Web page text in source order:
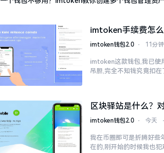
imtoken手续费怎
imtoken钱包2.0 ⋅ 11分
imtoken这款钱包,我已使
吊胆,完全不知钱究竟扣
区块驿站是什么？
imtoken钱包2.0 ⋅ 今天 ⋅
我在币圈那可是折腾好些
在的,刚开始的时候我也